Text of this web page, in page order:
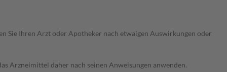
Sie Ihren Arzt oder Apotheker nach etwaigen Auswirkungen oder
Arzneimittel daher nach seinen Anweisungen anwenden.